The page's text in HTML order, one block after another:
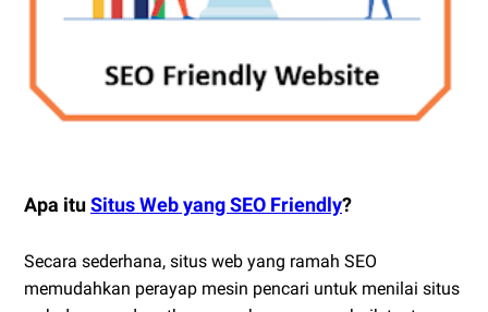
Apa ituSitus Web yang SEO Friendly?
Secara sederhana, situs web yang ramah SEO
memudahkan perayap mesin pencari untuk menilai situs